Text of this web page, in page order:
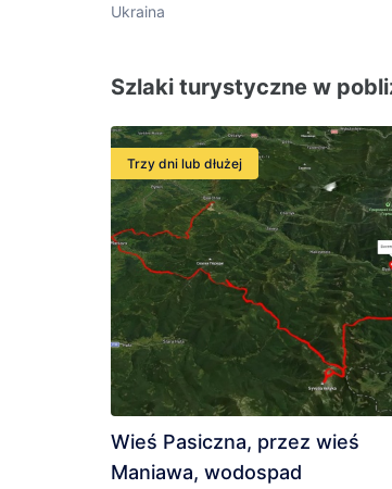
Ukraina
Szlaki turystyczne w
Trzy dni lub dłużej
Wieś Pasiczna, przez wieś
Maniawa, wodospad